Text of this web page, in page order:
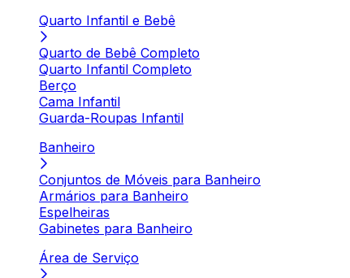
Quarto Infantil e Bebê
Quarto de Bebê Completo
Quarto Infantil Completo
Berço
Cama Infantil
Guarda-Roupas Infantil
Banheiro
Conjuntos de Móveis para Banheiro
Armários para Banheiro
Espelheiras
Gabinetes para Banheiro
Área de Serviço